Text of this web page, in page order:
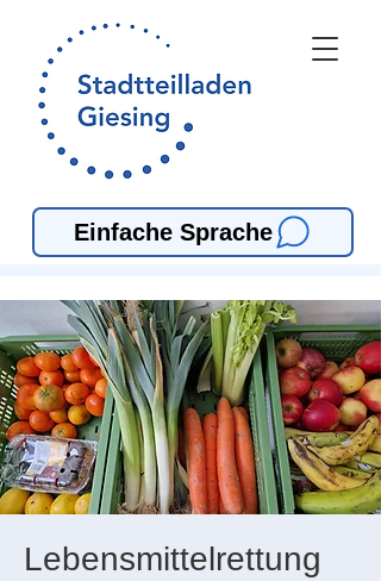
Einfache Sprache
Lebensmittelrettung